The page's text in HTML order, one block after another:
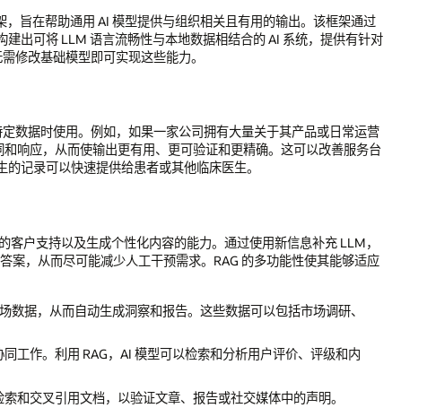
，旨在帮助通用 AI 模型提供与组织相关且有用的输出。该框架通过
出可将 LLM 语言流畅性与本地数据相结合的 AI 系统，提供有针对
修改基础模型即可实现这些能力。
数据时使用。例如，如果一家公司拥有大量关于其产品或日常运营
响应，从而使输出更有用、更可验证和更精确。这可以改善服务台
记录可以快速提供给患者或其他临床医生。
户支持以及生成个性化内容的能力。通过使用新信息补充 LLM，
案，从而尽可能减少人工干预需求。RAG 的多功能性使其能够适应
数据，从而自动生成洞察和报告。这些数据可以包括市场调研、
同工作。利用 RAG，AI 模型可以检索和分析用户评价、评级和内
和交叉引用文档，以验证文章、报告或社交媒体中的声明。